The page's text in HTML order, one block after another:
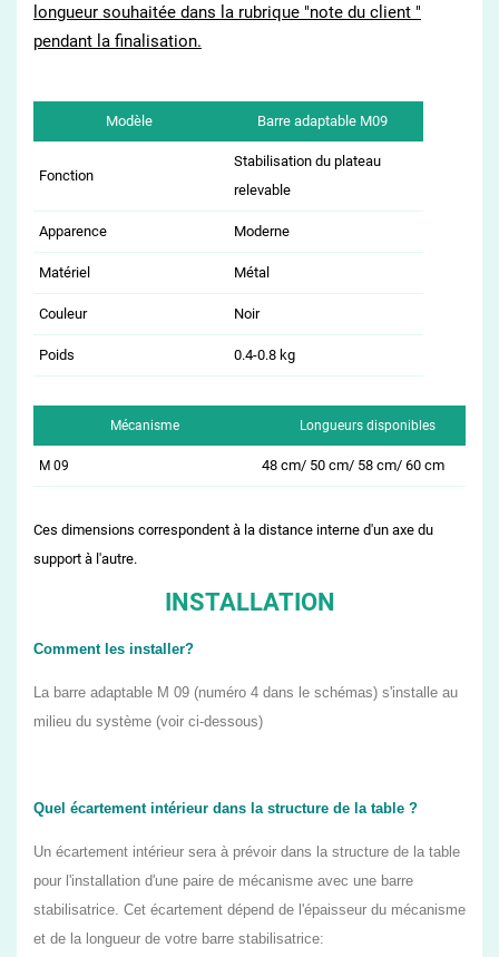
longueur souhaitée dans la rubrique "note du client "
pendant la finalisation.
Modèle Barre adaptable M09
Fonction
Stabilisation du plateau
relevable
Apparence Moderne
Matériel Métal
Couleur Noir
Poids 0.4-0.8 kg
Mécanisme Longueurs disponibles
M 09 48 cm/ 50 cm/ 58 cm/ 60 cm
Ces dimensions correspondent à la distance interne d'un axe du
support à l'autre.
INSTALLATION
Comment les installer?
La barre adaptable M 09 (numéro 4 dans le schémas) s'installe au
milieu du système (voir ci-dessous)
Quel écartement intérieur dans la structure de la table ?
Un écartement intérieur sera à prévoir dans la structure de la table
pour l'installation d'une paire de mécanisme avec une barre
stabilisatrice. Cet écartement dépend de l'épaisseur du mécanisme
et de la longueur de votre barre stabilisatrice: